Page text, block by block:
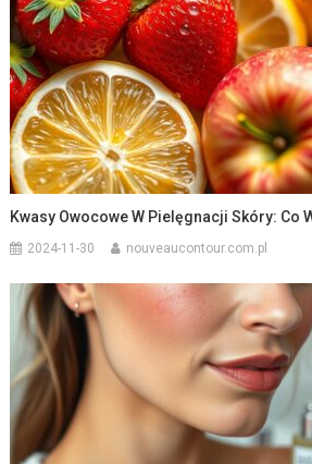
Kwasy Owocowe W Pielęgnacji Skóry: Co
2024-11-30 nouveaucontour.com.pl